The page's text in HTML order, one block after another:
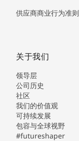
供应商商业行为准则
关于我们
领导层
公司历史
社区
我们的价值观
可持续发展
包容与全球视野
#futureshaper